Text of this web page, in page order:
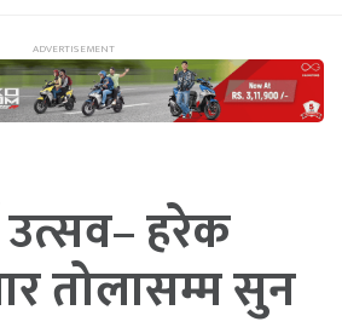
उत्सव– हरेक
तोलासम्म सुन